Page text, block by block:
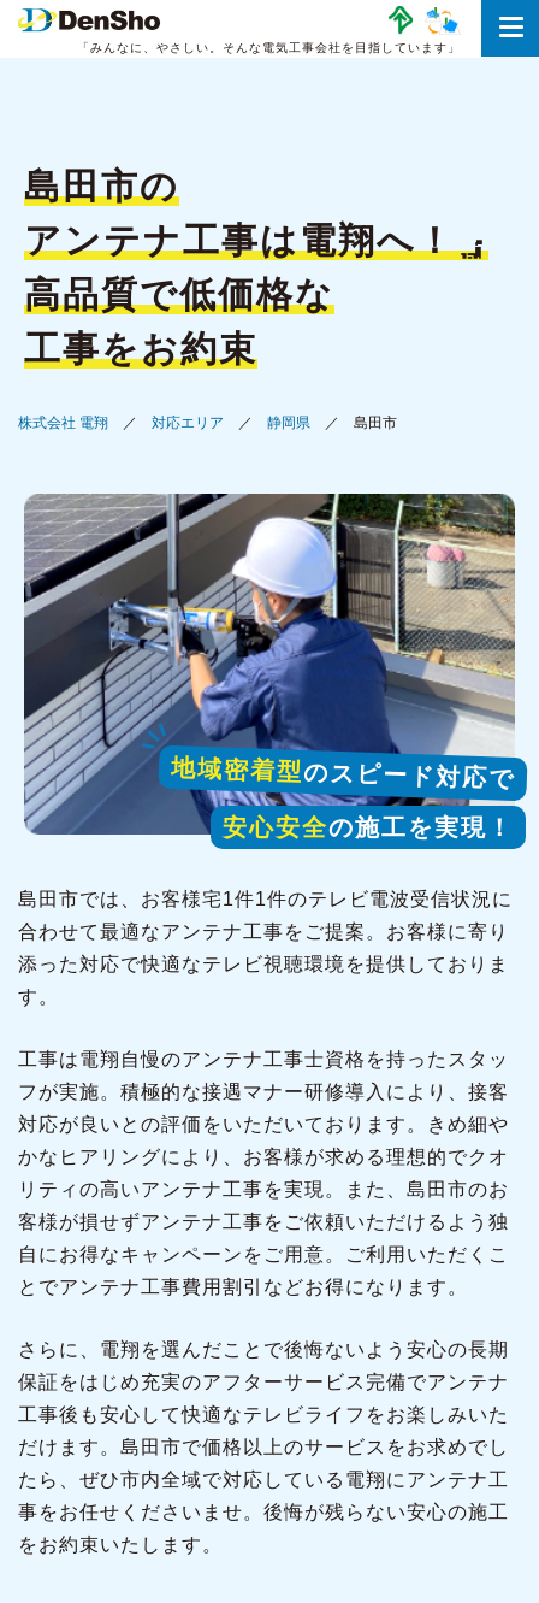
「みんなに、やさしい。 そんな電気工事会社を目指しています」
島田市の
アンテナ工事は電翔へ！
高品質で低価格な
工事をお約束
株式会社 電翔 対応エリア 静岡県 島田市
地域密着型のスピード対応で
安心安全の施工を実現！
島田市では、お客様宅1件1件のテレビ電波受信状況に
合わせて最適なアンテナ工事をご提案。お客様に寄り
添った対応で快適なテレビ視聴環境を提供しておりま
す。
工事は電翔自慢のアンテナ工事士資格を持ったスタッ
フが実施。積極的な接遇マナー研修導入により、接客
対応が良いとの評価をいただいております。きめ細や
かなヒアリングにより、お客様が求める理想的でクオ
リティの高いアンテナ工事を実現。また、島田市のお
客様が損せずアンテナ工事をご依頼いただけるよう独
自にお得なキャンペーンをご用意。ご利用いただくこ
とでアンテナ工事費用割引などお得になります。
さらに、電翔を選んだことで後悔ないよう安心の長期
保証をはじめ充実のアフターサービス完備でアンテナ
工事後も安心して快適なテレビライフをお楽しみいた
だけます。島田市で価格以上のサービスをお求めでし
たら、ぜひ市内全域で対応している電翔にアンテナ工
事をお任せくださいませ。後悔が残らない安心の施工
をお約束いたします。